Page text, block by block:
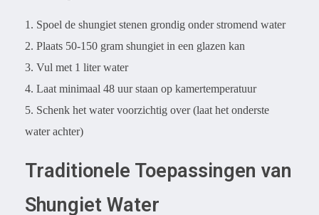
Spoel de shungiet stenen grondig onder stromend water
Plaats 50-150 gram shungiet in een glazen kan
Vul met 1 liter water
Laat minimaal 48 uur staan op kamertemperatuur
Schenk het water voorzichtig over (laat het onderste
water achter)
Traditionele Toepassingen van
Shungiet Water